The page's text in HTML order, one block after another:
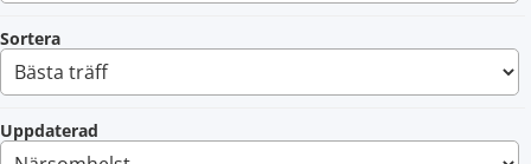
Sortera
Uppdaterad